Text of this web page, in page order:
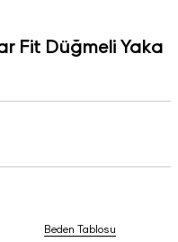
Fit Düğmeli Yaka
Beden Tablosu